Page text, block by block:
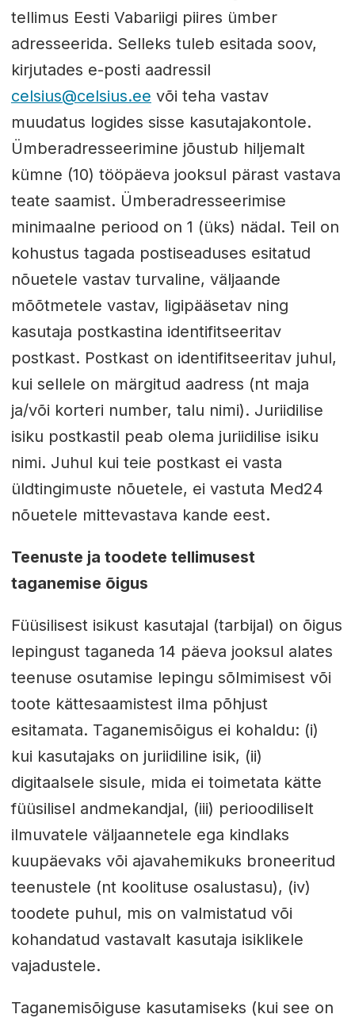
tellimus Eesti Vabariigi piires ümber
adresseerida. Selleks tuleb esitada soov,
kirjutades e-posti aadressil
celsius@celsius.ee või teha vastav
muudatus logides sisse kasutajakontole.
Ümberadresseerimine jõustub hiljemalt
kümne (10) tööpäeva jooksul pärast vastava
teate saamist. Ümberadresseerimise
minimaalne periood on 1 (üks) nädal. Teil on
kohustus tagada postiseaduses esitatud
nõuetele vastav turvaline, väljaande
mõõtmetele vastav, ligipääsetav ning
kasutaja postkastina identifitseeritav
postkast. Postkast on identifitseeritav juhul,
kui sellele on märgitud aadress (nt maja
ja/või korteri number, talu nimi). Juriidilise
isiku postkastil peab olema juriidilise isiku
nimi. Juhul kui teie postkast ei vasta
üldtingimuste nõuetele, ei vastuta Med24
nõuetele mittevastava kande eest.
Teenuste ja toodete tellimusest
taganemise õigus
Füüsilisest isikust kasutajal (tarbijal) on õigus
lepingust taganeda 14 päeva jooksul alates
teenuse osutamise lepingu sõlmimisest või
toote kättesaamistest ilma põhjust
esitamata. Taganemisõigus ei kohaldu: (i)
kui kasutajaks on juriidiline isik, (ii)
digitaalsele sisule, mida ei toimetata kätte
füüsilisel andmekandjal, (iii) perioodiliselt
ilmuvatele väljaannetele ega kindlaks
kuupäevaks või ajavahemikuks broneeritud
teenustele (nt koolituse osalustasu), (iv)
toodete puhul, mis on valmistatud või
kohandatud vastavalt kasutaja isiklikele
vajadustele.
Taganemisõiguse kasutamiseks (kui see on